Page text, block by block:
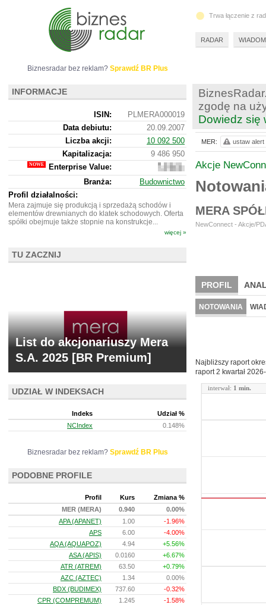
zgodę na
Dowiedz się
Akcje
MERA
NewConnect - Akcje/
PROFIL
BR LAB
NOTOWANIA
Najbliższy raport
raport 2 kwartał
interwał: 1 min.
MER: ustaw alert
Biznesradar bez reklam? Sprawdź BR Plus
INFORMACJE
ISIN:
PLMERA000019
Data debiutu:
20.09.2007
Liczba akcji:
10 092 500
Kapitalizacja:
9 486 950
Enterprise Value:
20
541
950
Branża:
Budownictwo
Profil działalności:
Mera zajmuje się produkcją i sprzedażą schodów i
elementów drewnianych do klatek schodowych. Oferta
spółki obejmuje także stopnie na konstrukcje...
więcej »
TU ZACZNIJ
List do akcjonariuszy Mera
S.A. 2025 [BR Premium]
UDZIAŁ W INDEKSACH
Indeks
Udział %
NCIndex
0.148%
Biznesradar bez reklam? Sprawdź BR Plus
PODOBNE PROFILE
Profil Kurs
Zmiana %
MER (MERA)
0.940
0.00%
APA (APANET)
1.00
-1.96%
APS
6.00
-4.00%
AQA (AQUAPOZ)
4.94
+5.56%
ASA (APIS)
0.0160
+6.67%
ATR (ATREM)
63.50
+0.79%
AZC (AZTEC)
1.34
0.00%
BDX (BUDIMEX)
737.60
-0.32%
CPR (COMPREMUM)
1.245
-1.58%
Trwa łączenie z
RADAR